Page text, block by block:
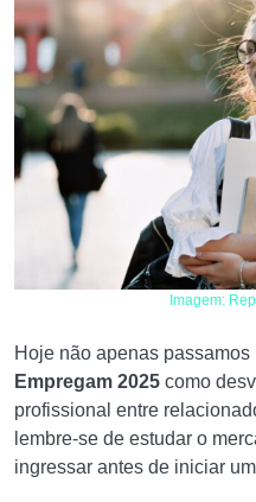
Imagem:
Hoje não apenas passamos
Empregam 2025 como
profissional entre
lembre-se de estudar o
ingressar antes de iniciar